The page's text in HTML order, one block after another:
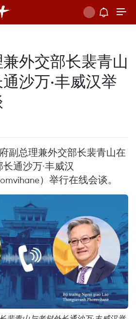
外交部长裴青山
沙万·丰威汉举
副总理兼外交部长裴青山在
通沙万·丰威汉
）举行在线会谈。